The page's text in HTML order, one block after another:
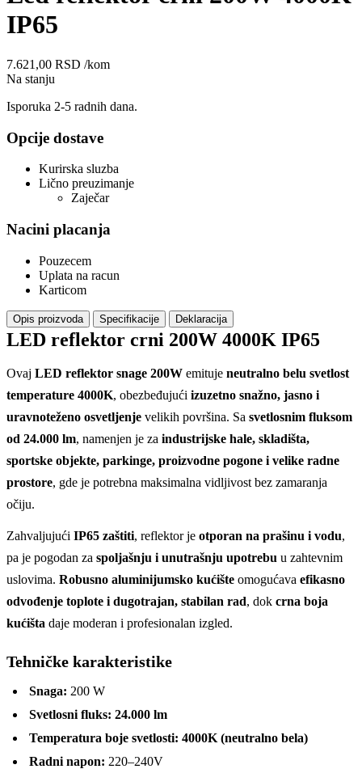
IP65
7.621,00 RSD /kom
Na stanju
Isporuka 2-5 radnih dana.
Opcije dostave
Kurirska sluzba
Lično preuzimanje
Zaječar
Nacini placanja
Pouzecem
Uplata na racun
Karticom
Opis proizvoda Specifikacije Deklaracija
LED reflektor crni 200W 4000K IP65
Ovaj LED reflektor snage 200W emituje neutralno belu svetlost
temperature 4000K, obezbeđujući izuzetno snažno, jasno i
uravnoteženo osvetljenje velikih površina. Sa svetlosnim fluksom
od 24.000 lm, namenjen je za industrijske hale, skladišta,
sportske objekte, parkinge, proizvodne pogone i velike radne
prostore, gde je potrebna maksimalna vidljivost bez zamaranja
očiju.
Zahvaljujući IP65 zaštiti, reflektor je otporan na prašinu i vodu,
pa je pogodan za spoljašnju i unutrašnju upotrebu u zahtevnim
uslovima. Robusno aluminijumsko kućište omogućava efikasno
odvođenje toplote i dugotrajan, stabilan rad, dok crna boja
kućišta daje moderan i profesionalan izgled.
Tehničke karakteristike
Snaga: 200 W
Svetlosni fluks: 24.000 lm
Temperatura boje svetlosti: 4000K (neutralno bela)
Radni napon: 220–240V